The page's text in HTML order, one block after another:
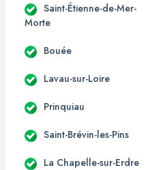
Saint-Étienne-de-Mer-
Morte
Bouée
Lavau-sur-Loire
Prinquiau
Saint-Brévin-les-Pins
La Chapelle-sur-Erdre